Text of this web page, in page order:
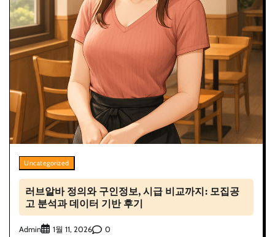
Uncategorized
러브알바 정의와 구인정보, 시급 비교까지: 모집공
고 분석과 데이터 기반 후기
Admin 1월 11, 2026 0